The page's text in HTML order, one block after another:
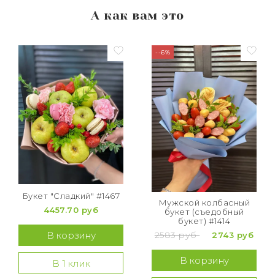
А как вам это
Букет "Сладкий" #1467
4457.70 руб
В корзину
В 1 клик
--6%
Мужской колбасный
букет (съедобный
букет) #1414
2583 руб 2743 руб
В корзину